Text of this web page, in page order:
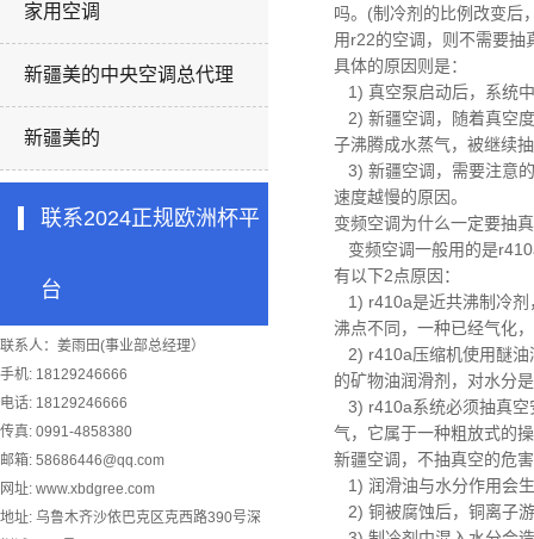
家用空调
新疆美的中央空调总代理
新疆美的
联系2024正规欧洲杯平
台
联系人：姜雨田(事业部总经理）
手机: 18129246666
电话: 18129246666
传真: 0991-4858380
邮箱: 58686446@qq.com
网址: www.xbdgree.com
地址: 乌鲁木齐沙依巴克区克西路390号深
吗。(制冷剂的比例改变后
用r22的空调，则不需要抽
具体的原因则是：
1) 真空泵启动后，系统
2) 新疆空调，
随着真空
子沸腾成水蒸气，被继续
3) 新疆空调， 需要注意
速度越慢的原因。
变频空调为什么一定要抽
变频空调一般用的是
有以下2点原因：
1) r410a是近共沸制冷剂
沸点不同，一种已经气化
2) r410a压缩机使用醚油
的矿物油润滑剂，对水分
3) r410a系统必须抽真空
气，它属于一种粗放式的
新疆空调， 不抽真空的危
1) 润滑油与水分作用会
2) 铜被腐蚀后，铜离子